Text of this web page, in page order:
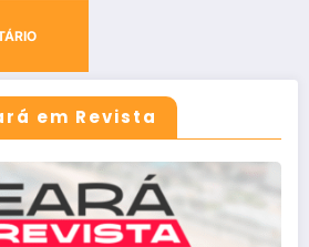
em Revista